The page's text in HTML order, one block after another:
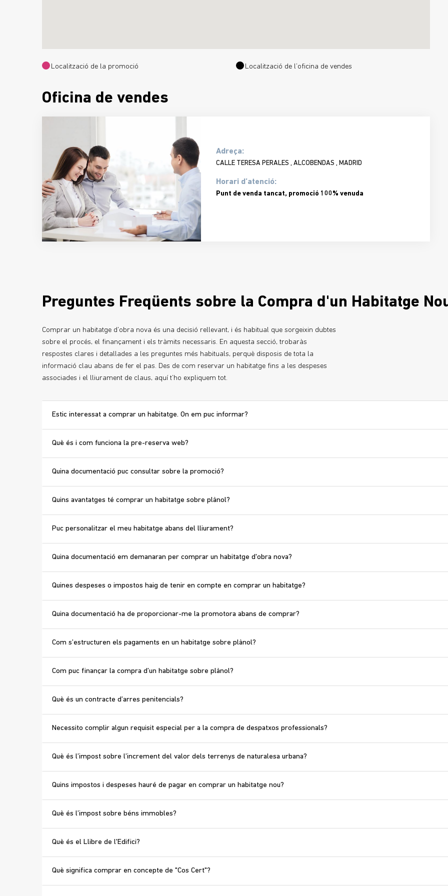
Localització de la promoció Localització de l’oficina de vendes
Oficina de vendes
Adreça:
CALLE TERESA PERALES , ALCOBENDAS , MADRID
Horari d’atenció:
Punt de venda tancat, promoció 100% venuda
Preguntes Freqüents sobre la Compra d'un Habitatge
Comprar un habitatge d'obra nova és una decisió rellevant, i és habitual que sorgeixin dubtes
sobre el procés, el finançament i els tràmits necessaris. En aquesta secció, trobaràs
respostes clares i detallades a les preguntes més habituals, perquè disposis de tota la
informació clau abans de fer el pas. Des de com reservar un habitatge fins a les despeses
associades i el lliurament de claus, aquí t’ho expliquem tot.
Estic interessat a comprar un habitatge. On em puc informar?
Què és i com funciona la pre-reserva web?
Quina documentació puc consultar sobre la promoció?
Quins avantatges té comprar un habitatge sobre plànol?
Puc personalitzar el meu habitatge abans del lliurament?
Quina documentació em demanaran per comprar un habitatge d'obra nova?
Quines despeses o impostos haig de tenir en compte en comprar un habitatge?
Quina documentació ha de proporcionar-me la promotora abans de comprar?
Com s’estructuren els pagaments en un habitatge sobre plànol?
Com puc finançar la compra d’un habitatge sobre plànol?
Què és un contracte d’arres penitencials?
Necessito complir algun requisit especial per a la compra de despatxos professionals?
Què és l’impost sobre l’increment del valor dels terrenys de naturalesa urbana?
Quins impostos i despeses hauré de pagar en comprar un habitatge nou?
Què és l’impost sobre béns immobles?
Què és el Llibre de l'Edifici?
Què significa comprar en concepte de "Cos Cert"?